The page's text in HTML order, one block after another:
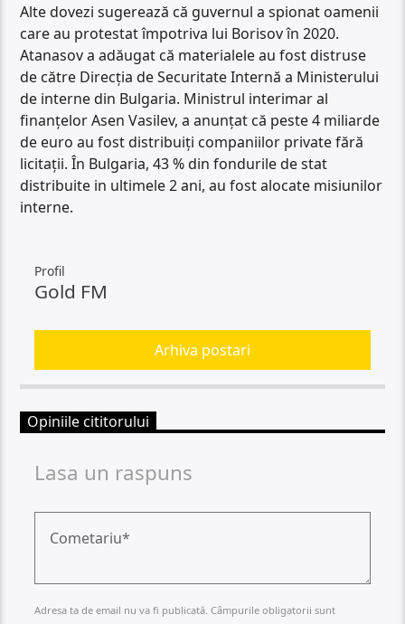
Alte dovezi sugerează că guvernul a spionat oamenii
care au protestat împotriva lui Borisov în 2020.
Atanasov a adăugat că materialele au fost distruse
de către Direcția de Securitate Internă a Ministerului
de interne din Bulgaria. Ministrul interimar al
finanțelor Asen Vasilev, a anunțat că peste 4 miliarde
de euro au fost distribuiți companiilor private fără
licitații. În Bulgaria, 43 % din fondurile de stat
distribuite in ultimele 2 ani, au fost alocate misiunilor
interne.
Profil
Gold FM
Arhiva postari
Opiniile cititorului
Lasa un raspuns
Adresa ta de email nu va fi publicată. Câmpurile obligatorii sunt